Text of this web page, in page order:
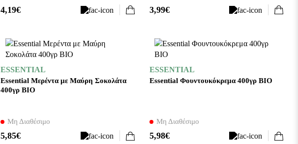
4,19€ 3,99€
ESSENTIAL
Essential Μερέντα με Μαύρη Σοκολάτα
400γρ ΒΙΟ
Μη Διαθέσιμο
5,85€
ESSENTIAL
Essential Φουντουκόκρεμα 400γρ ΒΙΟ
Μη Διαθέσιμο
5,98€